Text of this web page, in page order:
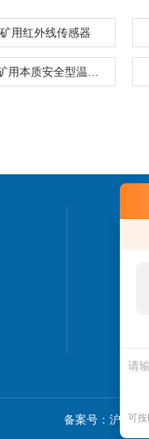
可
用红外线传感器
备案号：沪ICP